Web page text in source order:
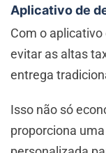
Aplicativo de
Com o
evitar as altas
entrega
Isso não só
proporciona